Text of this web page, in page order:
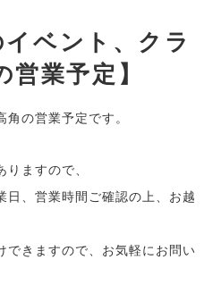
イベント、クラ
営業予定】
の営業予定です。
ますので、
日、営業時間ご確認の上、お越
できますので、お気軽にお問い